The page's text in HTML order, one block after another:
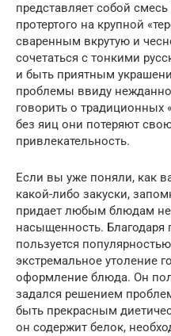
представляет собой
протертого на крупной
сваренным вкрутую и
сочетаться с тонкими
и быть приятным
проблемы ввиду
говорить о традиционных
без яиц они потеряют
привлекательность.
Если вы уже поняли, как
какой-либо закуски,
придает любым блюдам
насыщенность. Благодаря
пользуется
экстремальное утоление
оформление блюда. Он
задался решением
быть прекрасным
он содержит белок,